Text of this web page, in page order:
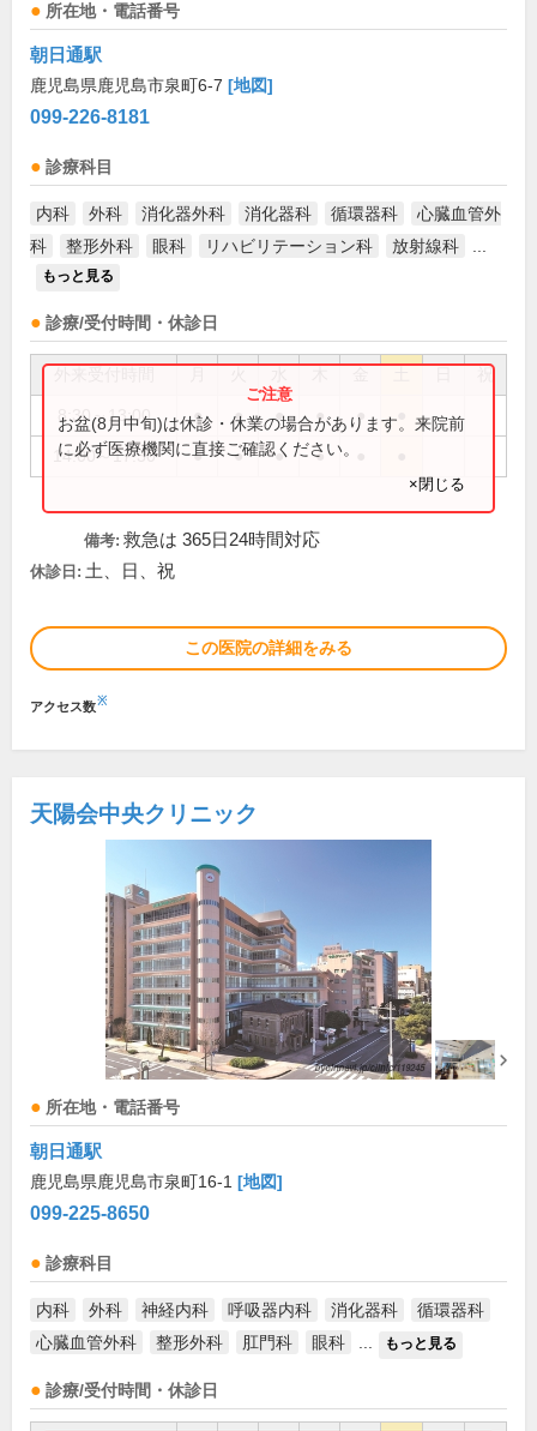
所在地・電話番号
朝日通駅
鹿児島県鹿児島市泉町6-7 [地図]
099-226-8181
診療科目
内科 外科 消化器外科 消化器科 循環器科
心臓血管外
科
整形外科 眼科 リハビリテーション科 放射線科
もっと見る
診療/受付時間・休診日
祝
8:30～13:00 ● ● ● ● ●
14:00～17:30 ● ● ● ●
お盆(8月中旬)は休診・休業の場合があります。来院前
に必ず医療機関に直接ご確認ください。
×閉じる
備考: 救急は 365日24時間対応
休診日: 土、日、祝
この医院の詳細をみる
アクセス数※
天陽会中央クリニック
所在地・電話番号
朝日通駅
鹿児島県鹿児島市泉町16-1 [地図]
099-225-8650
診療科目
内科 外科 神経内科 呼吸器内科 消化器科
循環器科
心臓血管外科
整形外科 肛門科 眼科 もっと見る
診療/受付時間・休診日